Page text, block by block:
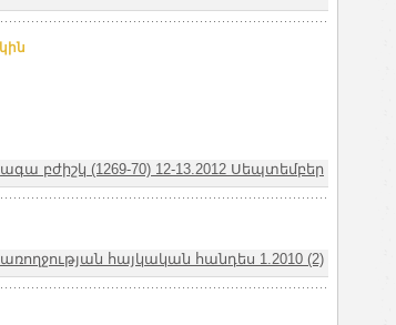
բժիշկ (1269-70) 12-13.2012 Սեպտեմբեր
հայկական հանդես 1.2010 (2)